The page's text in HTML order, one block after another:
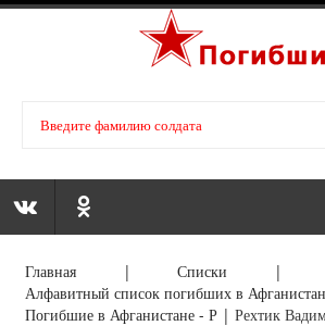
Главная |Списки |
Алфавитный список погибших в
Погибшие в Афганистане - Р |Рехтик